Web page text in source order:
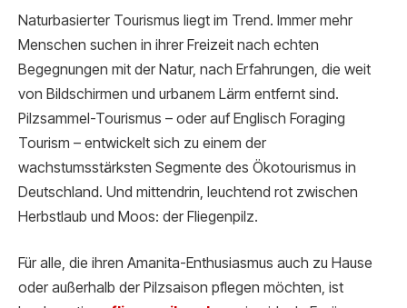
Naturbasierter Tourismus liegt im Trend. Immer mehr
Menschen suchen in ihrer Freizeit nach echten
Begegnungen mit der Natur, nach Erfahrungen, die weit
von Bildschirmen und urbanem Lärm entfernt sind.
Pilzsammel-Tourismus – oder auf Englisch Foraging
Tourism – entwickelt sich zu einem der
wachstumsstärksten Segmente des Ökotourismus in
Deutschland. Und mittendrin, leuchtend rot zwischen
Herbstlaub und Moos: der Fliegenpilz.
Für alle, die ihren Amanita-Enthusiasmus auch zu Hause
oder außerhalb der Pilzsaison pflegen möchten, ist